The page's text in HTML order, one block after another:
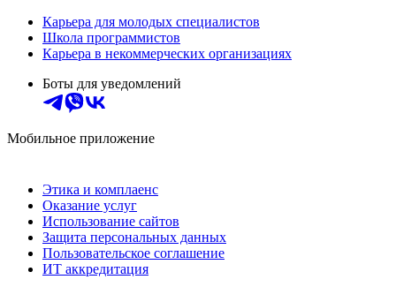
Карьера для молодых специалистов
Школа программистов
Карьера в некоммерческих организациях
Боты для уведомлений
Мобильное приложение
Этика и комплаенс
Оказание услуг
Использование сайтов
Защита персональных данных
Пользовательское соглашение
ИТ аккредитация